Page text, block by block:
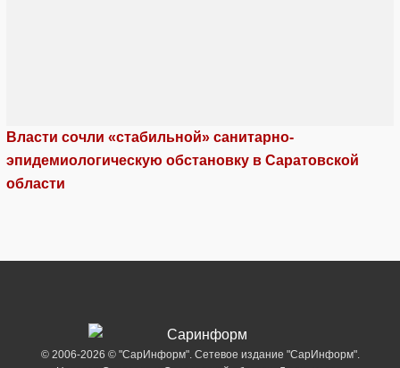
Власти сочли «стабильной» санитарно-
эпидемиологическую обстановку в Саратовской
области
© 2006-2026 © "СарИнформ". Сетевое издание "СарИнформ".